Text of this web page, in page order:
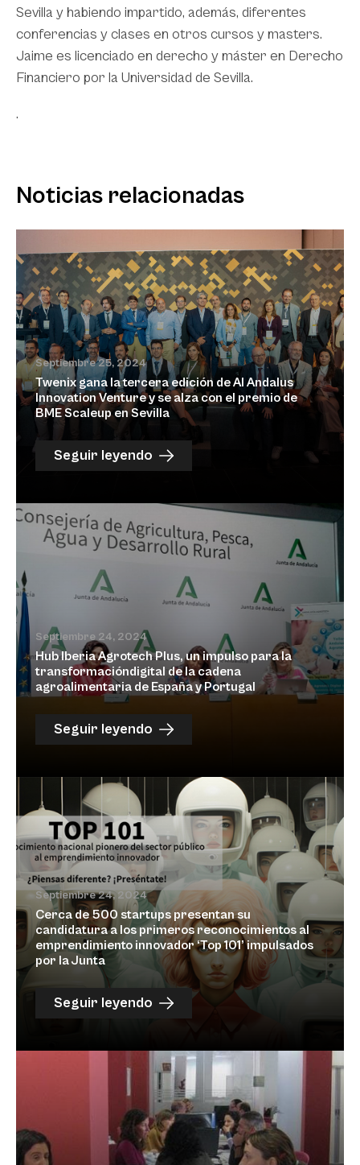
Sevilla y habiendo impartido, además, diferentes
conferencias y clases en otros cursos y masters.
Jaime es licenciado en derecho y máster en Derecho
Financiero por la Universidad de Sevilla.
.
Noticias relacionadas
Septiembre 25, 2024
Twenix gana la tercera edición de Al Andalus
Innovation Venture y se alza con el premio de
BME Scaleup en Sevilla
Seguir leyendo
Septiembre 24, 2024
Hub Iberia Agrotech Plus, un impulso para la
transformacióndigital de la cadena
agroalimentaria de España y Portugal
Seguir leyendo
Septiembre 24, 2024
Cerca de 500 startups presentan su
candidatura a los primeros reconocimientos al
emprendimiento innovador ‘Top 101’ impulsados
por la Junta
Seguir leyendo